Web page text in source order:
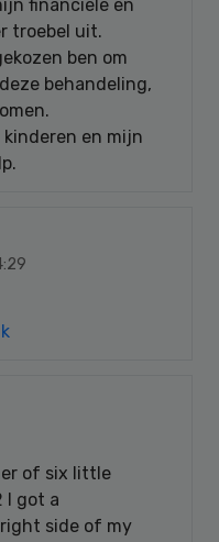
financiële en
troebel uit.
ben om
behandeling,
en mijn
of six little
I got a
side of my